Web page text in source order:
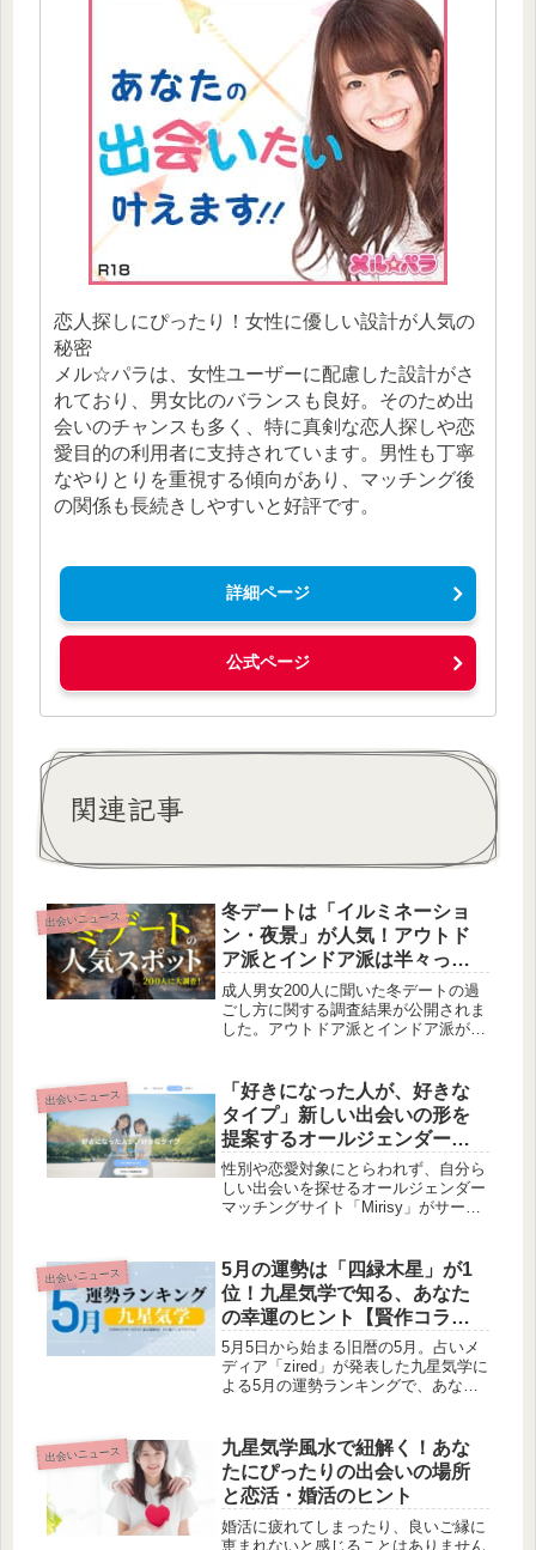
恋人探しにぴったり！女性に優しい設計が人気の
秘密
メル☆パラは、女性ユーザーに配慮した設計がさ
れており、男女比のバランスも良好。そのため出
会いのチャンスも多く、特に真剣な恋人探しや恋
愛目的の利用者に支持されています。男性も丁寧
なやりとりを重視する傾向があり、マッチング後
の関係も長続きしやすいと好評です。
詳細ページ
公式ページ
関連記事
出会いニュース
冬デートは「イルミネーショ
ン・夜景」が人気！アウトド
ア派とインドア派は半々って
ホント？
成人男女200人に聞いた冬デートの過
ごし方に関する調査結果が公開されま
した。アウトドア派とインドア派がち
ョン・夜景」でした。
出会いニュース
「好きになった人が、好きな
タイプ」新しい出会いの形を
提案するオールジェンダーマ
ッチングサイト「Mirisy」と
は？
性別や恋愛対象にとらわれず、自分ら
しい出会いを探せるオールジェンダー
マッチングサイト「Mirisy」がサービ
が特徴のこのサービスについて、賢作
がご紹介します。
出会いニュース
5月の運勢は「四緑木星」が1
位！九星気学で知る、あなた
の幸運のヒント【賢作コラ
ム】
5月5日から始まる旧暦の5月。占いメ
ディア「zired」が発表した九星気学に
よる5月の運勢ランキングで、あなた
勢と幸運のヒントを深掘りします。
出会いニュース
九星気学風水で紐解く！あな
たにぴったりの出会いの場所
と恋活・婚活のヒント
婚活に疲れてしまったり、良いご縁に
恵まれないと感じることはありません